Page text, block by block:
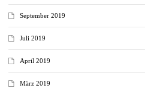
September 2019
Juli 2019
April 2019
März 2019